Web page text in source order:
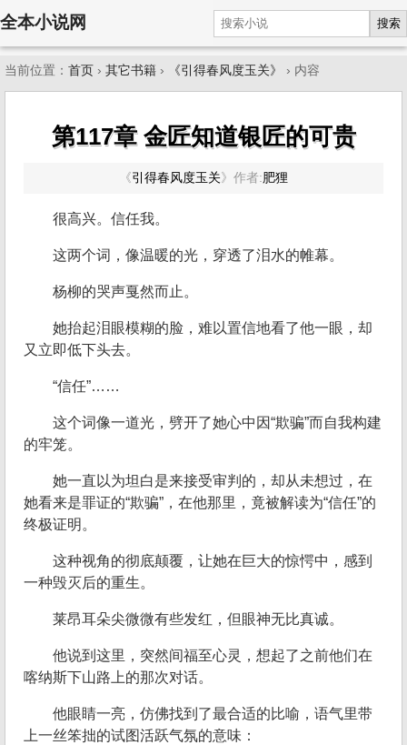
全本小说网 搜索
当前位置： 首页 › 其它书籍 › 《引得春风度玉关》 › 内容
第117章 金匠知道银匠的可贵
《引得春风度玉关》 作者:肥狸
很高兴。信任我。
这两个词，像温暖的光，穿透了泪水的帷幕。
杨柳的哭声戛然而止。
她抬起泪眼模糊的脸，难以置信地看了他一眼，却
又立即低下头去。
“信任”……
这个词像一道光，劈开了她心中因“欺骗”而自我构建
的牢笼。
她一直以为坦白是来接受审判的，却从未想过，在
她看来是罪证的“欺骗”，在他那里，竟被解读为“信任”的
终极证明。
这种视角的彻底颠覆，让她在巨大的惊愕中，感到
一种毁灭后的重生。
莱昂耳朵尖微微有些发红，但眼神无比真诚。
他说到这里，突然间福至心灵，想起了之前他们在
喀纳斯下山路上的那次对话。
他眼睛一亮，仿佛找到了最合适的比喻，语气里带
上一丝笨拙的试图活跃气氛的意味：